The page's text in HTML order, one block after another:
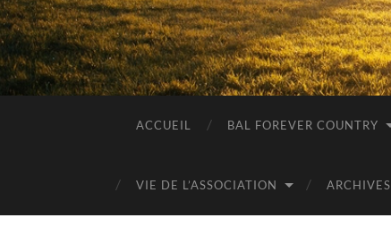
ACCUEIL BAL FOREVER COUNTRY
VIE DE L’ASSOCIATION ARCHIVES